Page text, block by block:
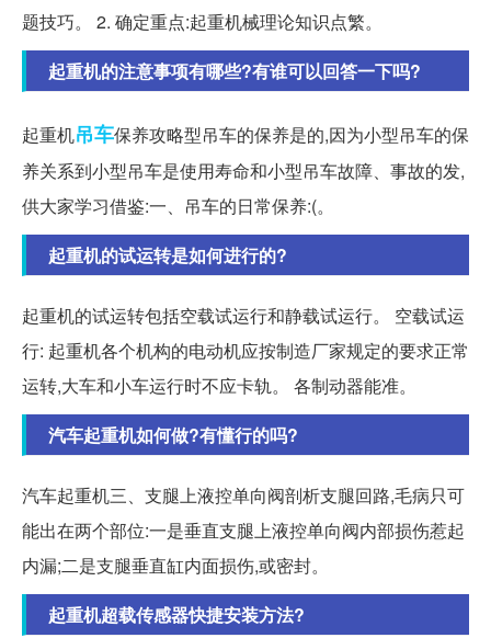
题技巧。 2. 确定重点:起重机械理论知识点繁。
起重机的注意事项有哪些?有谁可以回答一下吗?
起重机吊车保养攻略型吊车的保养是的,因为小型吊车的保
养关系到小型吊车是使用寿命和小型吊车故障、事故的发,
供大家学习借鉴:一、吊车的日常保养:(。
起重机的试运转是如何进行的?
起重机的试运转包括空载试运行和静载试运行。 空载试运
行: 起重机各个机构的电动机应按制造厂家规定的要求正常
运转,大车和小车运行时不应卡轨。 各制动器能准。
汽车起重机如何做?有懂行的吗?
汽车起重机三、支腿上液控单向阀剖析支腿回路,毛病只可
能出在两个部位:一是垂直支腿上液控单向阀内部损伤惹起
内漏;二是支腿垂直缸内面损伤,或密封。
起重机超载传感器快捷安装方法?